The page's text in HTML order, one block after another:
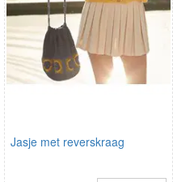
Jasje met reverskraag